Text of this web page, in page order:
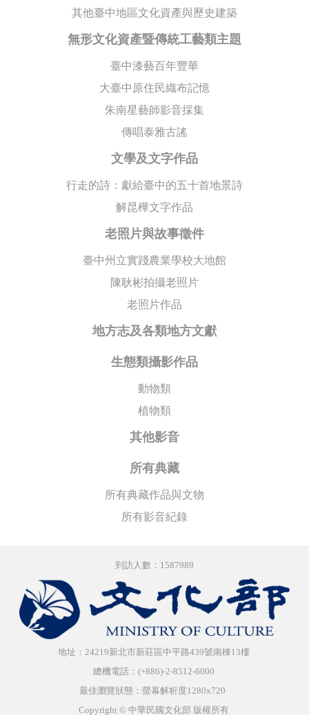
其他臺中地區文化資產與歷史建築
無形文化資產暨傳統工藝類主題
臺中漆藝百年豐華
大臺中原住民織布記憶
朱南星藝師影音採集
傳唱泰雅古謠
文學及文字作品
行走的詩：獻給臺中的五十首地景詩
解昆樺文字作品
老照片與故事徵件
臺中州立實踐農業學校大地館
陳耿彬拍攝老照片
老照片作品
地方志及各類地方文獻
生態類攝影作品
動物類
植物類
其他影音
所有典藏
所有典藏作品與文物
所有影音紀錄
到訪人數：1587989
地址：24219新北市新莊區中平路439號南棟13樓
總機電話：(+886)-2-8512-6000
最佳瀏覽狀態：螢幕解析度1280x720
Copyright © 中華民國文化部 版權所有